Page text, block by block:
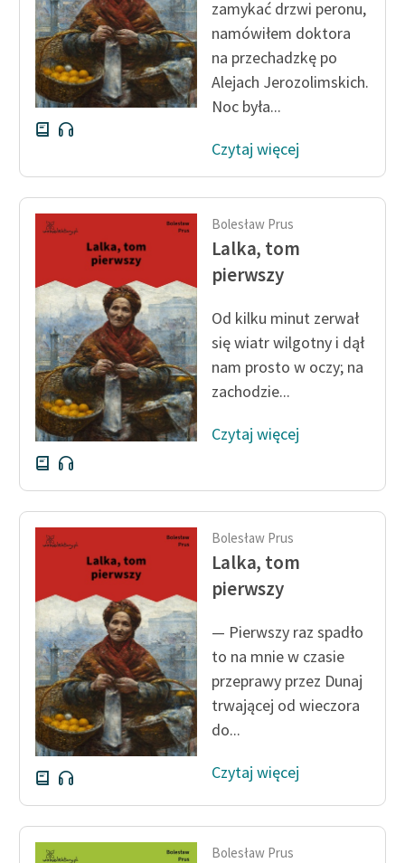
Zasady wykorzystania
Wolnych Lektur
Logotypy
Materiały promocyjne
Polityka prywatności
Regulamin biblioteki
Dane fundacji i
sprawozdania finansowe
Regulamin darowizn
Informacja o treściach
wrażliwych
Deklaracja dostępności
zamykać drzwi peronu,
namówiłem doktora
na przechadzkę po
Alejach Jerozolimskich.
Noc była...
Czytaj więcej
Bolesław Prus
Lalka, tom
pierwszy
Od kilku minut zerwał
się wiatr wilgotny i dął
nam prosto w oczy; na
zachodzie...
Czytaj więcej
Bolesław Prus
Lalka, tom
pierwszy
— Pierwszy raz spadło
to na mnie w czasie
przeprawy przez Dunaj
trwającej od wieczora
do...
Czytaj więcej
Bolesław Prus